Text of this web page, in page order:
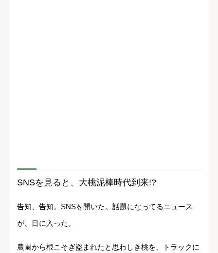
SNSを見ると、大桃泥棒時代到来!?
告知、告知。SNSを開いた。話題になってるニュース
が、目に入った。
農園から根こそぎ盗まれたと思わしき桃を、トラックに